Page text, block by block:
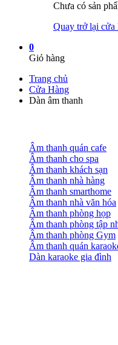
Chưa có sản
Quay trở lại cửa
0
Giỏ hàng
Trang chủ
Cửa Hàng
Dàn âm thanh
Âm thanh quán cafe
Âm thanh cho spa
Âm thanh khách sạn
Âm thanh nhà hàng
Âm thanh smarthome
Âm thanh nhà văn hóa
Âm thanh phòng họp
Âm thanh phòng tập
Âm thanh phòng Gym
Âm thanh quán
Dàn karaoke gia đình